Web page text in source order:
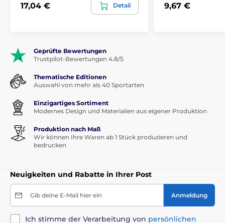
17,04 € Detail 9,67 €
Geprüfte Bewertungen
Trustpilot-Bewertungen 4.8/5
Thematische Editionen
Auswahl von mehr als 40 Sportarten
Einzigartiges Sortiment
Modernes Design und Materialien aus eigener Produktion
Produktion nach Maß
Wir können Ihre Waren ab 1 Stück produzieren und
bedrucken
Neuigkeiten und Rabatte in Ihrer Post
Gib deine E-Mail hier ein Anmeldung
Ich stimme der Verarbeitung von persönlichen